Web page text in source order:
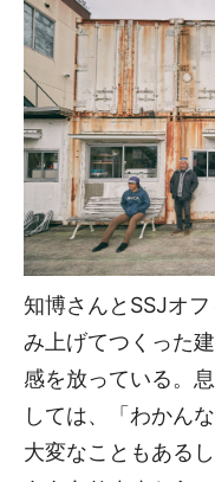
知博さんとSSJオ
み上げてつくった
感を放っている。
しては、「わかん
大変なこともある